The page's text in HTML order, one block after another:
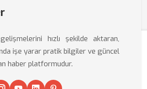
hızlı şekilde aktaran,
işe yarar pratik bilgiler ve güncel
haber platformudur.